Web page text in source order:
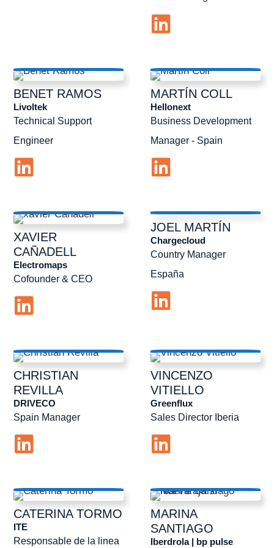
BENET RAMOS
Technical Support
Engineer
Livoltek
MARTÍN COLL
Business Development
Manager - Spain
Hellonext
XAVIER
CAÑADELL
Cofounder & CEO
Electromaps
JOELMARTÍN
Country Manager
España
Chargecloud
CHRISTIAN
REVILLA
Spain Manager
DRIVECO
VINCENZO
VITIELLO
Sales Director Iberia
Greenflux
CATERINATORMO
Responsable de la linea
ITE
MARINA
SANTIAGO
Iberdrola | bp pulse